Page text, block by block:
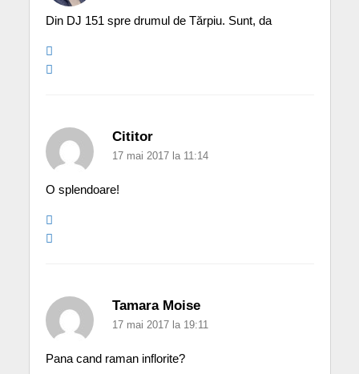
Din DJ 151 spre drumul de Tărpiu. Sunt, da
Cititor
17 mai 2017 la 11:14
O splendoare!
Tamara Moise
17 mai 2017 la 19:11
Pana cand raman inflorite?